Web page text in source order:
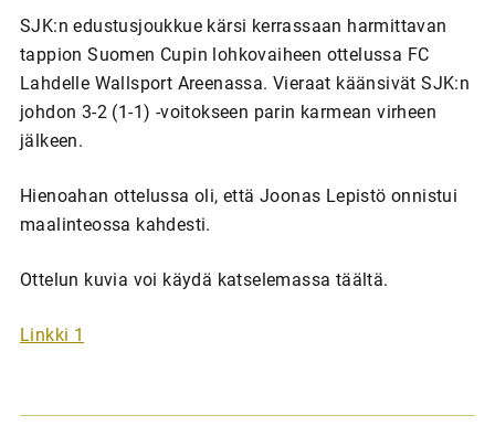
SJK:n edustusjoukkue kärsi kerrassaan harmittavan
tappion Suomen Cupin lohkovaiheen ottelussa FC
Lahdelle Wallsport Areenassa. Vieraat käänsivät SJK:n
johdon 3-2 (1-1) -voitokseen parin karmean virheen
jälkeen.
Hienoahan ottelussa oli, että Joonas Lepistö onnistui
maalinteossa kahdesti.
Ottelun kuvia voi käydä katselemassa täältä.
Linkki 1